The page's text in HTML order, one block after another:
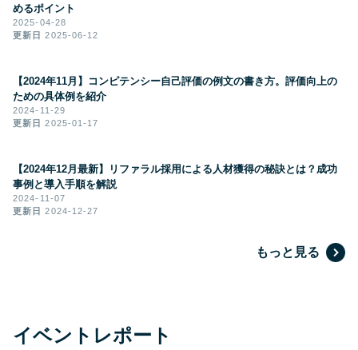
めるポイント
2025-04-28
更新日2025-06-12
【2024年11月】コンピテンシー自己評価の例文の書き方。評価向上の
ための具体例を紹介
2024-11-29
更新日2025-01-17
【2024年12月最新】リファラル採用による人材獲得の秘訣とは？成功
事例と導入手順を解説
2024-11-07
更新日2024-12-27
もっと見る
イベントレポート